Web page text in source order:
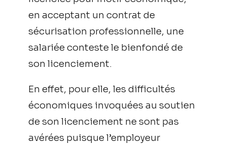
en acceptant un contrat de
sécurisation professionnelle, une
salariée conteste le bienfondé de
son licenciement.
En effet, pour elle, les difficultés
économiques invoquées au soutien
de son licenciement ne sont pas
avérées puisque l’employeur